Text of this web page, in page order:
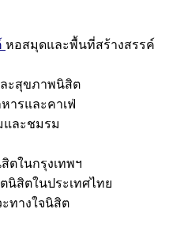
หอสมุดและพื้นที่สร้างสรรค์
ะสุขภาพนิสิต
ารและคาเฟ่
และชมรม
ตในกรุงเทพฯ
นิสิตในประเทศไทย
ทางใจนิสิต